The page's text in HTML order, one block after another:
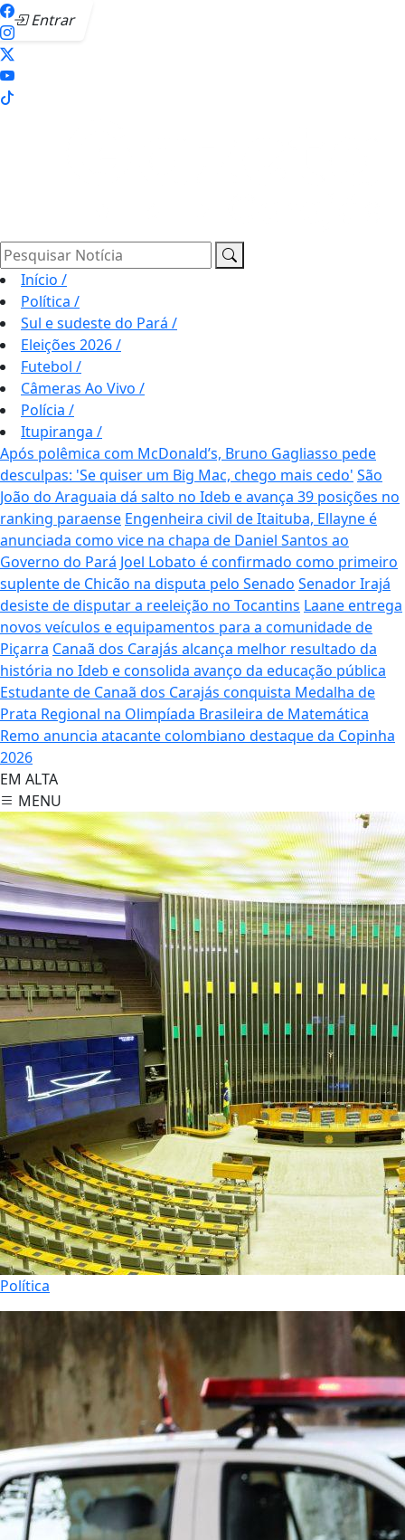
Entrar
Pesquisar Notícia
Início /
Política /
Sul e sudeste do Pará /
Eleições 2026/
Futebol /
Câmeras Ao Vivo /
Polícia /
Itupiranga /
Após polêmica com McDonald’s, Bruno Gagliasso pede
desculpas: 'Se quiser um Big Mac, chego mais cedo' São
João do Araguaia dá salto no Ideb e avança 39 posições no
ranking paraense Engenheira civil de Itaituba, Ellayne é
anunciada como vice na chapa de Daniel Santos ao
Governo do Pará Joel Lobato é confirmado como primeiro
suplente de Chicão na disputa pelo Senado Senador Irajá
desiste de disputar a reeleição no Tocantins Laane entrega
novos veículos e equipamentos para a comunidade de
Piçarra Canaã dos Carajás alcança melhor resultado da
história no Ideb e consolida avanço da educação pública
Estudante de Canaã dos Carajás conquista Medalha de
Prata Regional na Olimpíada Brasileira de Matemática
Remo anuncia atacante colombiano destaque da Copinha
2026
EM ALTA
MENU
Política